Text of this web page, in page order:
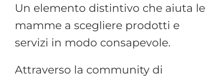
Un elemento distintivo che aiuta le
mamme a scegliere prodotti e
servizi in modo consapevole.
Attraverso la community di